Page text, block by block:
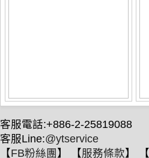
客服電話:+886-2-25819088
客服Line:@ytservice
【FB粉絲團 】 【服務條款】 【